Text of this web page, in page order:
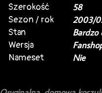
Szerokość
58
Sezon / rok
2003/
Stan
Bardzo
Wersja
Nameset
Nie